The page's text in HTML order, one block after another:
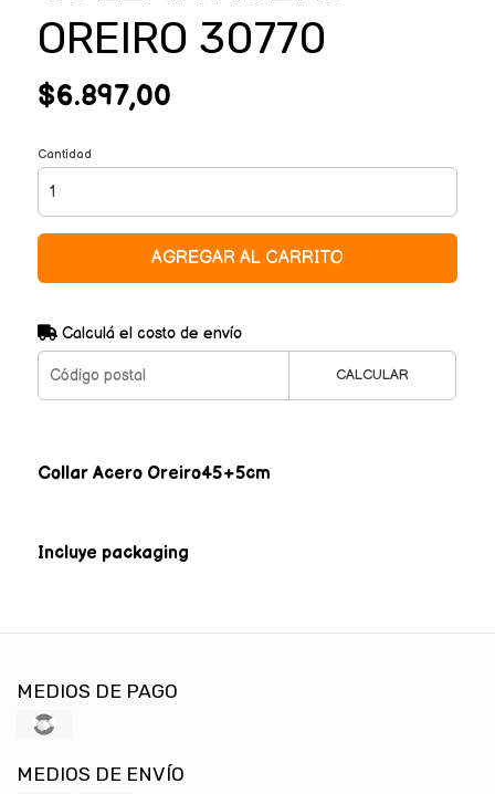
OREIRO 30770
$6.897,00
Cantidad
AGREGAR AL CARRITO
Calculá el costo de envío
CALCULAR
Collar Acero Oreiro45+5cm
Incluye packaging
MEDIOS DE PAGO
MEDIOS DE ENVÍO